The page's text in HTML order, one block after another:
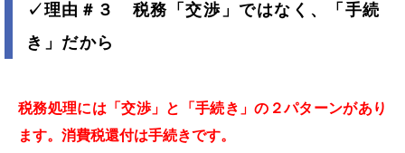
✓理由＃３ 税務「交渉」ではなく、「手続
き」だから
税務処理には「交渉」と「手続き」の２パターンがあり
ます。消費税還付は手続きです。